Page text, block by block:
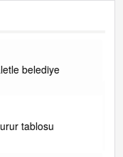
da görmek isteriz
da olacaktır
aralarında asvalt
kaldı bi yağmurda